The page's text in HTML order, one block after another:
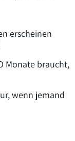
erscheinen
Monate braucht,
wenn jemand